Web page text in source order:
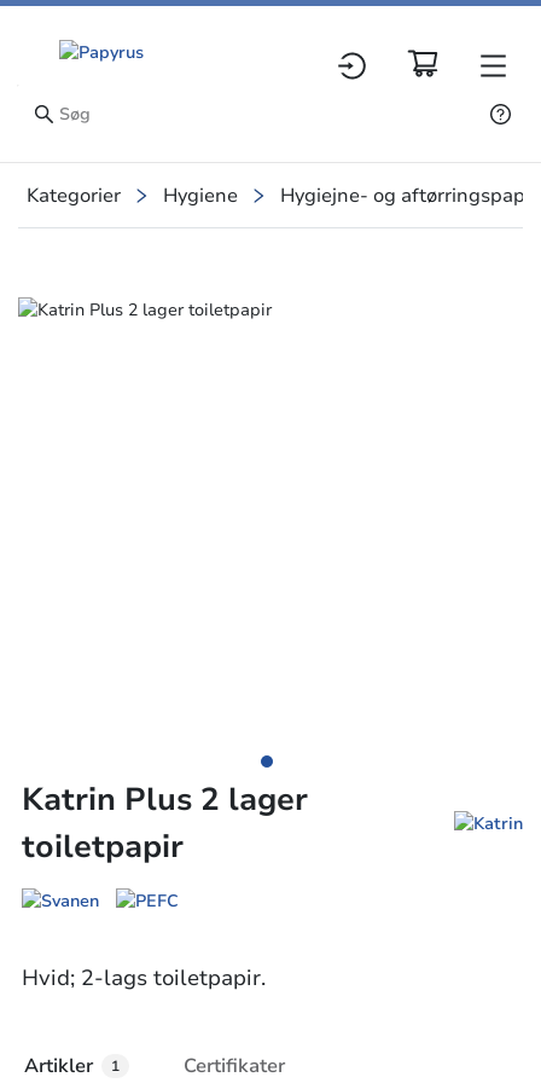
Kategorier Hygiene Hygiejne- og aftørringspapir
Slide 1 of 1
Katrin Plus 2 lager
toiletpapir
Hvid; 2-lags toiletpapir.
Artikler 1 Certifikater